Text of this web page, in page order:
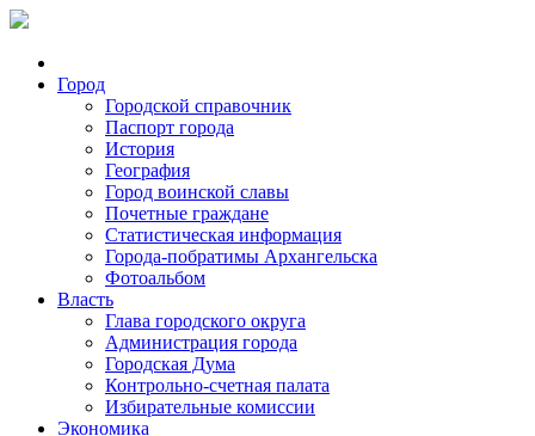
Город
Городской справочник
Паспорт города
История
География
Город воинской славы
Почетные граждане
Статистическая информация
Города-побратимы Архангельска
Фотоальбом
Власть
Глава городского округа
Администрация города
Городская Дума
Контрольно-счетная палата
Избирательные комиссии
Экономика